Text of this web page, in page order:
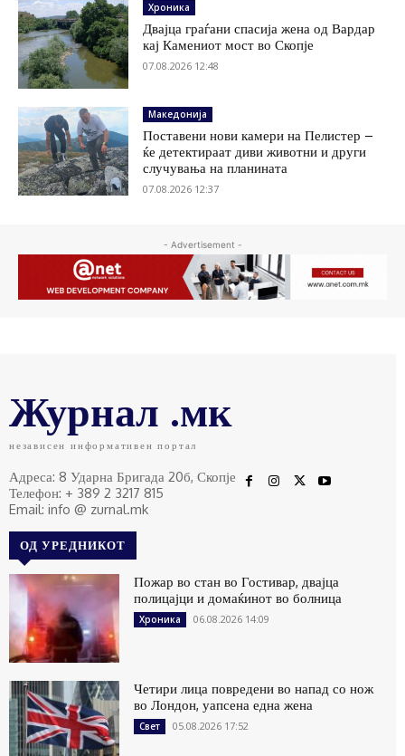
Хроника
Двајца граѓани спасија жена од Вардар
кај Камениот мост во Скопје
07.08.2026 12:48
Македонија
Поставени нови камери на Пелистер –
ќе детектираат диви животни и други
случувања на планината
07.08.2026 12:37
- Advertisement -
Журнал .мк
независен информативен портал
Адреса: 8 Ударна Бригада 20б, Скопје
Телефон: + 389 2 3217 815
Email: info @ zurnal.mk
ОД УРЕДНИКОТ
Пожар во стан во Гостивар, двајца
полицајци и домаќинот во болница
Хроника 06.08.2026 14:09
Четири лица повредени во напад со нож
во Лондон, уапсена една жена
Свет 05.08.2026 17:52